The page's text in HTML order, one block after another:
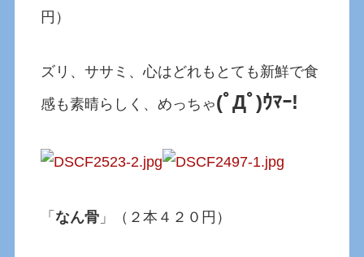
円）
ズリ、ササミ、心はどれもとても新鮮で食
感も素晴らしく、めっちゃ(ﾟДﾟ)ｳﾏｰ!
「なん骨 」（２本４２０円）